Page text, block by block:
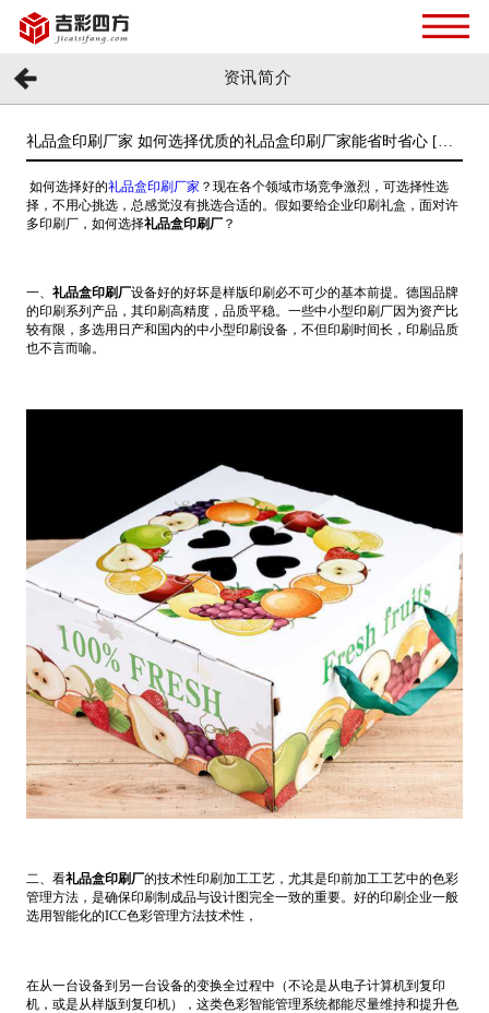
资讯简介
礼品盒印刷厂家 如何选择优质的礼品盒印刷厂家能省时省心 [吉
如何选择好的礼品盒印刷厂家 ？现在各个领域市场竞争激烈，可选择性选
择，不用心挑选，总感觉沒有挑选合适的。假如要给企业印刷礼盒，面对许
多印刷厂，如何选择礼品盒印刷厂？
一、 礼品盒印刷厂设备好的好坏是样版印刷必不可少的基本前提。德国品牌
的印刷系列产品，其印刷高精度，品质平稳。一些中小型印刷厂因为资产比
较有限，多选用日产和国内的中小型印刷设备，不但印刷时间长，印刷品质
也不言而喻。
二、看礼品盒印刷厂的技术性印刷加工工艺，尤其是印前加工工艺中的色彩
管理方法，是确保印刷制成品与设计图完全一致的重要。好的印刷企业一般
选用智能化的ICC色彩管理方法技术性，
在从一台设备到另一台设备的变换全过程中（不论是从电子计算机到复印
机，或是从样版到复印机），这类色彩智能管理系统都能尽量维持和提升色